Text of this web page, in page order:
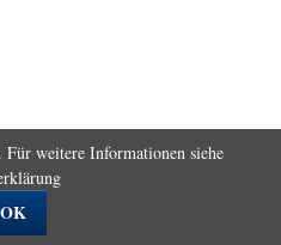
Für weitere Informationen siehe
OK